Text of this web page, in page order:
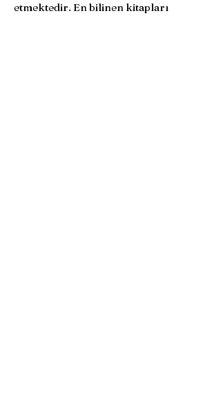
etmektedir. En bilinen kitapları